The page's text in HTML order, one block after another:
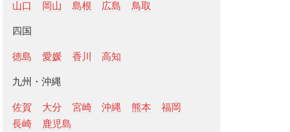
山口 岡山 島根 広島 鳥取
四国
徳島 愛媛 香川 高知
九州・沖縄
佐賀 大分 宮崎 沖縄 熊本
福岡
長崎
鹿児島